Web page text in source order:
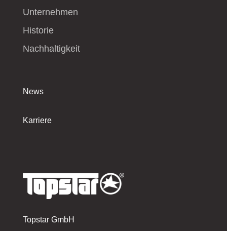
Unternehmen
Historie
Nachhaltigkeit
News
Karriere
Topstar GmbH